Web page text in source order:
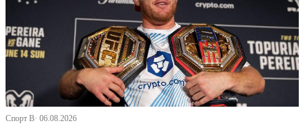
Спорт В· 06.08.2026